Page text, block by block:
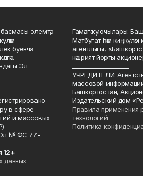
элемтә,
буенча
Эл
в сфере
и массовых
Эл № ФС 77-
12+
данных
Гамәлгә куючылары:
Матбугат һәм
агентлыгы,
нәшрият йорты
УЧРЕДИТЕЛИ:
массовой
Башкортостан,
Издательский дом
Правила применения
технологий
Политика